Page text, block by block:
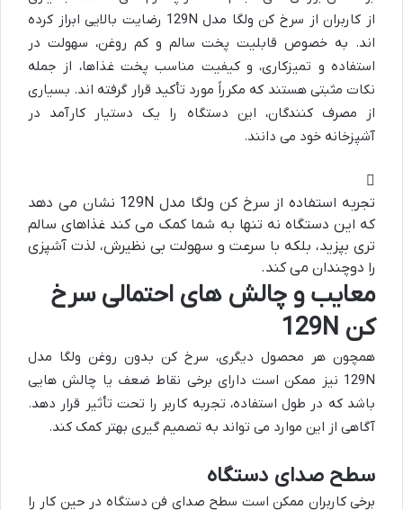
از کاربران از سرخ کن ولگا مدل 129N رضایت بالایی ابراز کرده
اند. به خصوص قابلیت پخت سالم و کم روغن، سهولت در
استفاده و تمیزکاری، و کیفیت مناسب پخت غذاها، از جمله
نکات مثبتی هستند که مکرراً مورد تأکید قرار گرفته اند. بسیاری
از مصرف کنندگان، این دستگاه را یک دستیار کارآمد در
آشپزخانه خود می دانند.
تجربه استفاده از سرخ کن ولگا مدل 129N نشان می دهد
که این دستگاه نه تنها به شما کمک می کند غذاهای سالم
تری بپزید، بلکه با سرعت و سهولت بی نظیرش، لذت آشپزی
را دوچندان می کند.
معایب و چالش های احتمالی سرخ
کن 129N
همچون هر محصول دیگری، سرخ کن بدون روغن ولگا مدل
129N نیز ممکن است دارای برخی نقاط ضعف یا چالش هایی
باشد که در طول استفاده، تجربه کاربر را تحت تأثیر قرار دهد.
آگاهی از این موارد می تواند به تصمیم گیری بهتر کمک کند.
سطح صدای دستگاه
برخی کاربران ممکن است سطح صدای فن دستگاه در حین کار را